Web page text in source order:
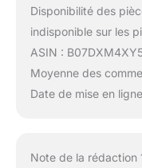
Disponibilité des
indisponible sur les
ASIN :
Moyenne des
Date de mise en
Note de la rédaction